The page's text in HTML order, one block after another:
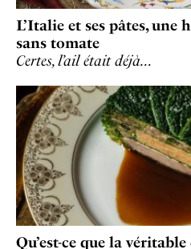
L’Italie et ses pâtes, une
sans tomate
Certes, l’ail était déjà…
Qu’est-ce que la